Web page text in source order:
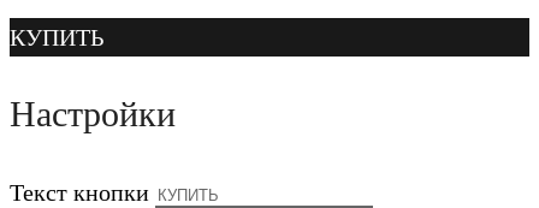
КУПИТЬ
Настройки
Текст кнопки